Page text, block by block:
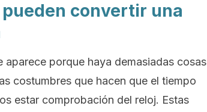
convertir una
porque haya demasiadas cosas
costumbres que hacen que el tiempo
estar comprobación del reloj. Estas